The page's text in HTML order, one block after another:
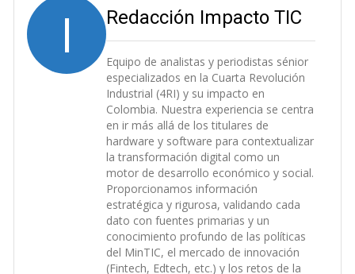
I Redacción Impacto TIC
Equipo de analistas y periodistas sénior
especializados en la Cuarta Revolución
Industrial (4RI) y su impacto en
Colombia. Nuestra experiencia se centra
en ir más allá de los titulares de
hardware y software para contextualizar
la transformación digital como un
motor de desarrollo económico y social.
Proporcionamos información
estratégica y rigurosa, validando cada
dato con fuentes primarias y un
conocimiento profundo de las políticas
del MinTIC, el mercado de innovación
(Fintech, Edtech, etc.) y los retos de la